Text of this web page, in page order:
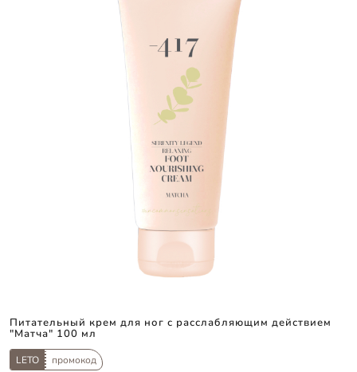
Питательный крем для ног с расслабляющим действием
"Матча" 100 мл
LETO промокод